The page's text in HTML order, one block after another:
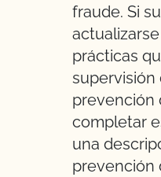
fraude. Si
prácticas
supervisión
prevención
completar
una
prevención